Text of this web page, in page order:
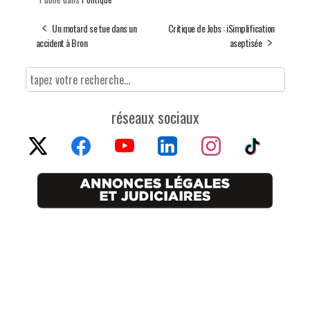
Un motard se tue dans un
accident à Bron
Critique de Jobs : iSimplification
aseptisée
réseaux sociaux